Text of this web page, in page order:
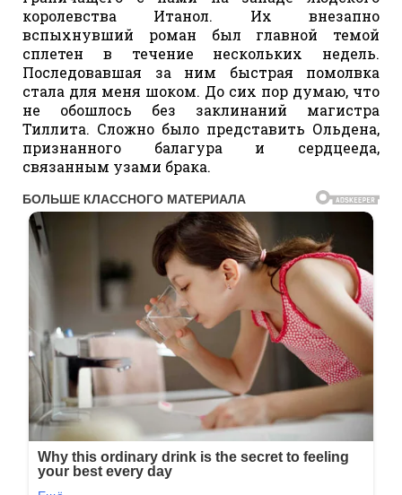
королевства Итанол. Их внезапно
вспыхнувший роман был главной темой
сплетен в течение нескольких недель.
Последовавшая за ним быстрая помолвка
стала для меня шоком. До сих пор думаю, что
не обошлось без заклинаний магистра
Тиллита. Сложно было представить Ольдена,
признанного балагура и сердцееда,
связанным узами брака.